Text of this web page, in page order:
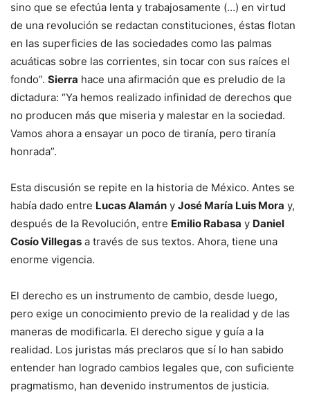
sino que se efectúa lenta y trabajosamente (…) en virtud
de una revolución se redactan constituciones, éstas flotan
en las superficies de las sociedades como las palmas
acuáticas sobre las corrientes, sin tocar con sus raíces el
fondo”. Sierra hace una afirmación que es preludio de la
dictadura: “Ya hemos realizado infinidad de derechos que
no producen más que miseria y malestar en la sociedad.
Vamos ahora a ensayar un poco de tiranía, pero tiranía
honrada”.
Esta discusión se repite en la historia de México. Antes se
había dado entre Lucas Alamán y José María Luis Mora y,
después de la Revolución, entre Emilio Rabasa y Daniel
Cosío Villegas a través de sus textos. Ahora, tiene una
enorme vigencia.
El derecho es un instrumento de cambio, desde luego,
pero exige un conocimiento previo de la realidad y de las
maneras de modificarla. El derecho sigue y guía a la
realidad. Los juristas más preclaros que sí lo han sabido
entender han logrado cambios legales que, con suficiente
pragmatismo, han devenido instrumentos de justicia.